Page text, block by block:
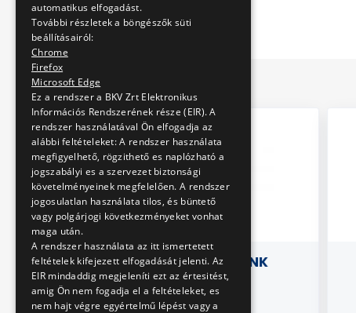
- 150
AMÍG REPÜLÜNK
automatikus elfogadást.
További részletek a böngészők süti
beállításairól:
Chrome
Firefox
Microsoft Edge
Ez a rendszer a BKV Zrt Elektronikus
Információs Rendszerének része (EIR). A
rendszer használatával Ön elfogadja az
alábbi feltételeket: A rendszer használata
megfigyelhető, rögzithető es naplózható a
jogszabályi es a szervezet biztonsági
követelményeinek megfelelően. A rendszer
jogosulatlan használata tilos, és büntető
vagy polgárjogi következményeket vonhat
maga után.
A rendszer használata az itt ismertetett
feltételek kifejezett elfogadását jelenti. Az
EIR mindaddig megjeleníti ezt az értesitést,
amig Ön nem fogadja el a feltételeket, es
nem hajt végre egyértelmű lépést vagy a